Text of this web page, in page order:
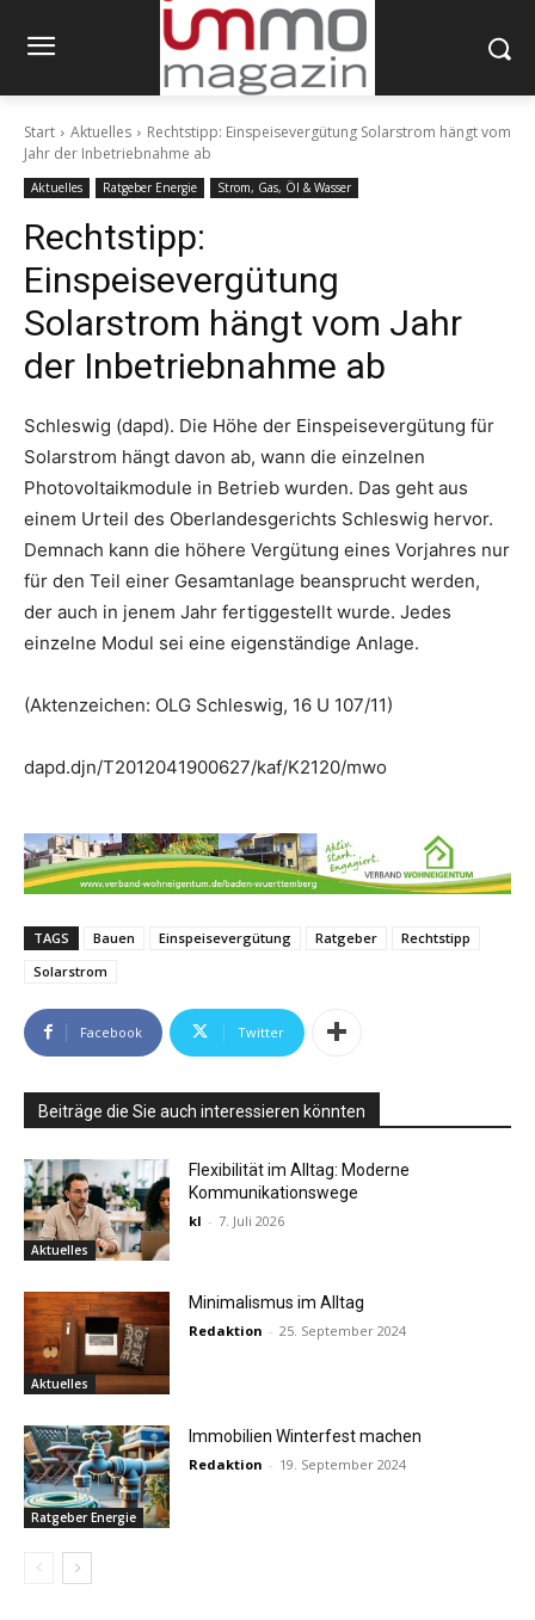
Start Aktuelles
Rechtstipp: Einspeisevergütung Solarstrom hängt vom
Jahr der Inbetriebnahme ab
Aktuelles Ratgeber Energie Strom, Gas, Öl & Wasser
Rechtstipp:
Einspeisevergütung
Solarstrom hängt vom Jahr
der Inbetriebnahme ab
Schleswig (dapd). Die Höhe der Einspeisevergütung für
Solarstrom hängt davon ab, wann die einzelnen
Photovoltaikmodule in Betrieb wurden. Das geht aus
einem Urteil des Oberlandesgerichts Schleswig hervor.
Demnach kann die höhere Vergütung eines Vorjahres nur
für den Teil einer Gesamtanlage beansprucht werden,
der auch in jenem Jahr fertiggestellt wurde. Jedes
einzelne Modul sei eine eigenständige Anlage.
(Aktenzeichen: OLG Schleswig, 16 U 107/11)
dapd.djn/T2012041900627/kaf/K2120/mwo
TAGS Bauen Einspeisevergütung Ratgeber
Rechtstipp
Solarstrom
Facebook Twitter
Beiträge die Sie auch interessieren könnten
Aktuelles
Flexibilität im Alltag: Moderne
Kommunikationswege
kl - 7. Juli 2026
Aktuelles
Minimalismus im Alltag
Redaktion - 25. September 2024
Ratgeber Energie
Immobilien Winterfest machen
Redaktion - 19. September 2024